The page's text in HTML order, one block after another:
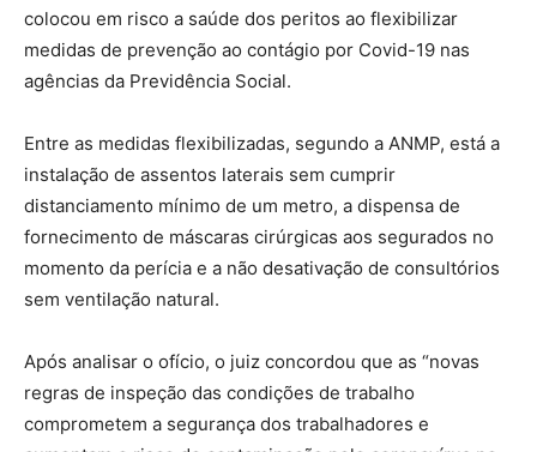
colocou em risco a saúde dos peritos ao flexibilizar
medidas de prevenção ao contágio por Covid-19 nas
agências da Previdência Social.
Entre as medidas flexibilizadas, segundo a ANMP, está a
instalação de assentos laterais sem cumprir
distanciamento mínimo de um metro, a dispensa de
fornecimento de máscaras cirúrgicas aos segurados no
momento da perícia e a não desativação de consultórios
sem ventilação natural.
Após analisar o ofício, o juiz concordou que as “novas
regras de inspeção das condições de trabalho
comprometem a segurança dos trabalhadores e